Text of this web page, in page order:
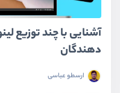
آشنایی با چند توزیع
دهندگان
ارسطو عباسی